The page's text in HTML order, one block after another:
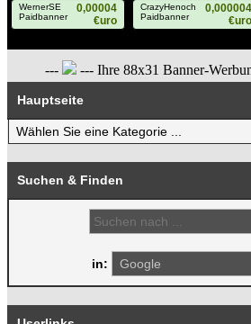
--- --- Ihre 88x31 Banner-
Hauptseite
Suchen & Finden
in: